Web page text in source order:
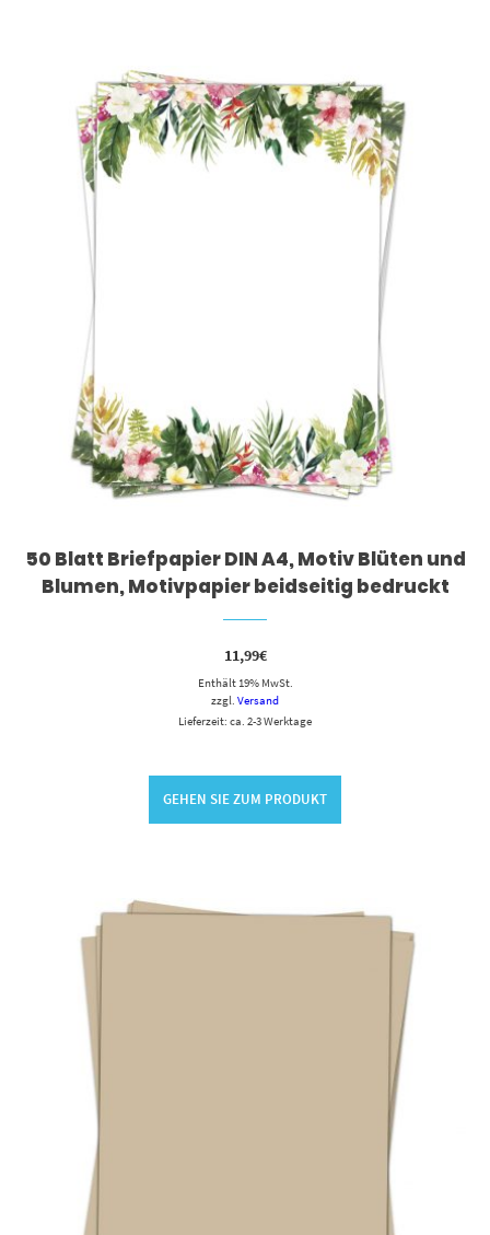
50 Blatt Briefpapier DIN A4, Motiv Blüten und
Blumen, Motivpapier beidseitig bedruckt
11,99€
Enthält 19% MwSt.
zzgl. Versand
Lieferzeit: ca. 2-3 Werktage
GEHEN SIE ZUM PRODUKT